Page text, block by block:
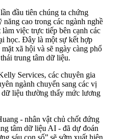
đầu tiên chúng ta chứng
cao trong các ngành nghề
việc trực tiếp bên cạnh các
học. Đây là một sự kết hợp
xã hội và sẽ ngày càng phổ
trung tâm dữ liệu.
Services, các chuyên gia
ngành chuyển sang các vị
liệu thường thấy mức lương
- nhân vật chủ chốt đứng
tâm dữ liệu AI - đã dự đoán
sáu con số” sẽ sớm xuất hiện